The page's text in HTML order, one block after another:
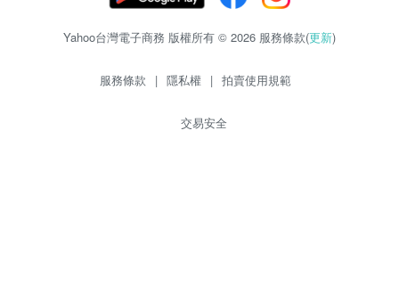
Yahoo台灣電子商務 版權所有 © 2026 服務條款(更新)
服務條款 | 隱私權 | 拍賣使用規範
交易安全